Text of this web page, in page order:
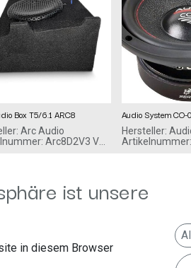
Box T5/6.1 ARC8
Arc Audio
Arc8D2V3 VW
Kluftern
Audio System CO-
Hersteller:
Artikelnummer:
Deutschland www.audio-
Audio System
16cm Vierfach-
ist unsere
in diesem Browser